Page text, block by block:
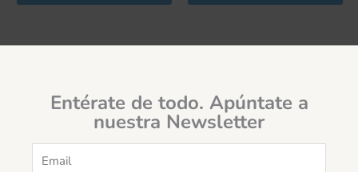
Entérate de todo. Apúntate a
nuestra Newsletter